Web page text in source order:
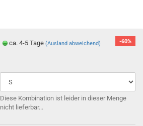
-60%
ca. 4-5 Tage(Ausland abweichend)
Diese Kombination ist leider in dieser Menge
nicht lieferbar...